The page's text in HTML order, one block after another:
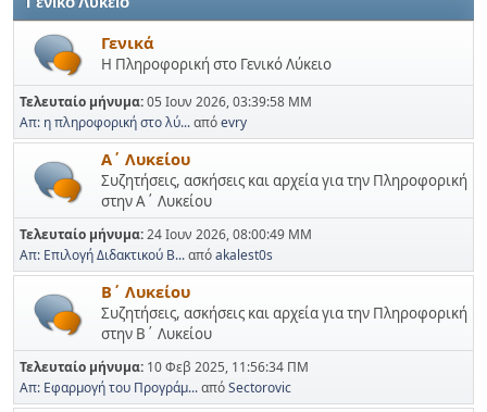
Γενικά
Η Πληροφορική στο Γενικό Λύκειο
Τελευταίο μήνυμα:05 Ιουν 2026, 03:39:58 ΜΜ
Απ: η πληροφορική στο λύ...απόevry
Α΄ Λυκείου
Συζητήσεις, ασκήσεις και αρχεία για την Πληροφορική
στην Α΄ Λυκείου
Τελευταίο μήνυμα:24 Ιουν 2026, 08:00:49 ΜΜ
Απ: Επιλογή Διδακτικού Β...απόakalest0s
Β΄ Λυκείου
Συζητήσεις, ασκήσεις και αρχεία για την Πληροφορική
στην Β΄ Λυκείου
Τελευταίο μήνυμα: 10 Φεβ 2025, 11:56:34 ΠΜ
Απ: Εφαρμογή του Προγράμ...απόSectorovic